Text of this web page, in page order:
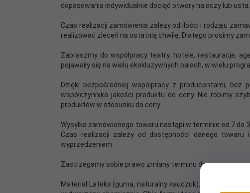
dopasowania indywidualnie dociąć otwory na oczy lub
Czas realizacji zamówienia zależy od ilości i rodzaju
realizować zleceń na ostatnią chwilę. Dlatego prosimy
Zapraszmy do współpracy teatry, hotele, restauracje,
pojawaiły się na wielu ekskluzywnych balach, w wielu
Dzięki bezpośredniej wspólpracy z producentami,
współczynnika jakości produktu do ceny. Nie robimy
produktów w stosunku do ceny.
Wysyłka zamówionego towaru nastąpi w terminie od 7 do
Czas realizacji zależy od dostępności danego
wyprzedzeniem.
Zastrzegamy sobie prawo zmiany terminu dostawy w
Materiał Lateks (guma, naturalny kauczuk). Naturalny